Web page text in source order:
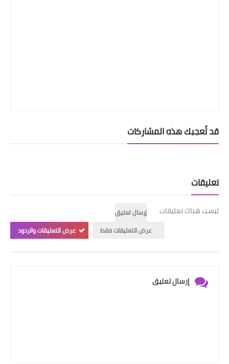
قد تُعجبك هذه المشاركات
تعليقات
ليست هناك تعليقات
إرسال تعليق
عرض التعليقات فقط
عرض التعليقات والردود
إرسال تعليق